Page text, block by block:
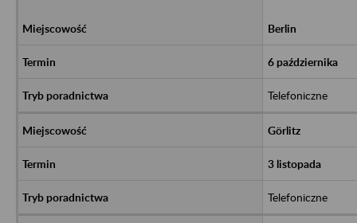
Berlin
6 października
Telefoniczne
Görlitz
3 listopada
Telefoniczne